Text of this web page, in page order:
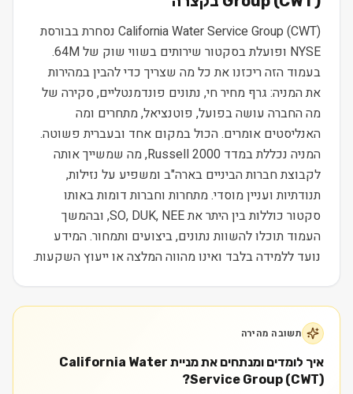
California Water Service Group (CWT) נסחרת בבורסת
NYSE ופועלת בסקטור שירותים בשווי שוק של 64M.
בעמוד הזה ריכזנו את כל מה שצריך כדי להבין במהירות
את המניה: גרף מחיר חי, נתונים פונדמנטליים, סקירה של
מה החברה עושה בפועל, פוטנציאל, מתחרים ומה
האנליסטים אומרים. הכול במקום אחד ובעברית פשוטה.
המניה נכללת במדד Russell 2000, מה שמשייך אותה
לקבוצת חברות הביניים בארה"ב ומשפיע על נזילות,
תנודתיות ועניין מוסדי. מתחרות וחברות דומות באותו
סקטור כוללות בין היתר את SO, DUK, NEE, ובהמשך
העמוד תוכלו להשוות נתונים, ביצועים ותמחור. המידע
נועד ללמידה בלבד ואינו מהווה המלצה או ייעוץ השקעות.
תשובה מהירה
איך לומדים ומנתחים את מניית California Water
Service Group (CWT)?